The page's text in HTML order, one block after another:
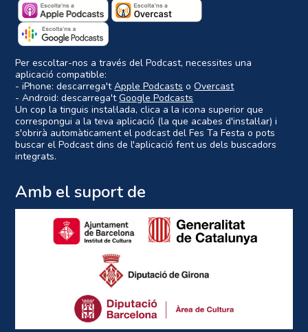
Per escoltar-nos a través del Podcast, necessites una
aplicació compatible:
- iPhone: descarrega'tApple Podcasts oOvercast
- Android: descarrega'tGoogle Podcasts
Un cop la tinguis instal·lada, clica a la icona superior que
correspongui a la teva aplicació (la que acabes d'instal·lar) i
s'obrirà automàticament el podcast del Fes Ta Festa o pots
buscar el Podcast dins de l'aplicació fent us dels buscadors
integrats.
Amb el suport de